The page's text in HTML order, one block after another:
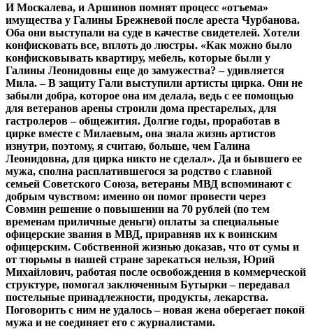
И Москалева, и Аршинов помнят процесс «отъема»
имущества у Галины Брежневой после ареста Чурбанова.
Оба они выступали на суде в качестве свидетелей. Хотели
конфисковать все, вплоть до люстры. «Как можно было
конфисковывать квартиру, мебель, которые были у
Галины Леонидовны еще до замужества? – удивляется
Мила. – В защиту Гали выступили артисты цирка. Они не
забыли добра, которое она им делала, ведь с ее помощью
для ветеранов арены строили дома престарелых, для
гастролеров – общежития. Долгие годы, проработав в
цирке вместе с Милаевым, она знала жизнь артистов
изнутри, поэтому, я считаю, больше, чем Галина
Леонидовна, для цирка никто не сделал». Да и бывшего ее
мужа, сполна расплатившегося за родство с главной
семьей Советского Союза, ветераны МВД вспоминают с
добрым чувством: именно он помог провести через
Совмин решение о повышении на 70 рублей (по тем
временам приличные деньги) оплаты за специальные
офицерские звания в МВД, приравняв их к воинским
офицерским. Собственной жизнью доказав, что от сумы и
от тюрьмы в нашей стране зарекаться нельзя, Юрий
Михайлович, работая после освобождения в коммерческой
структуре, помогал заключенным Бутырки – передавал
постельные принадлежности, продукты, лекарства.
Поговорить с ним не удалось – новая жена оберегает покой
мужа и не соединяет его с журналистами.